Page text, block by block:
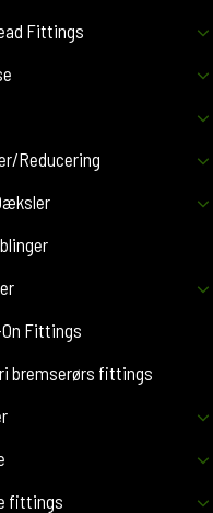
Fittings
Reducering
Fittings
bremserørs fittings
fittings